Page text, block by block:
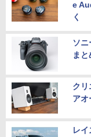
e
く
ソ
まと
クリ
アオ
レ